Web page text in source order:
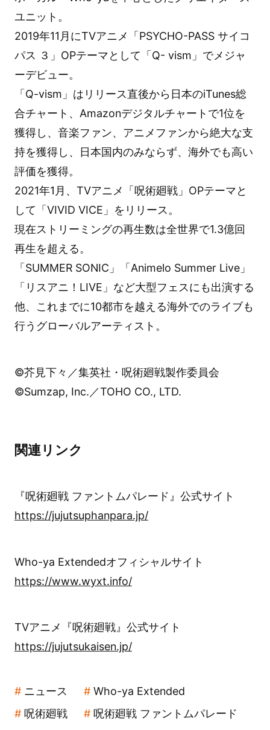
ユニット。
2019年11月にTVアニメ「PSYCHO-PASS サイコ
パス ３」OPテーマとして「Q- vism」でメジャ
ーデビュー。
「Q-vism」はリリース直後から日本のiTunes総
合チャート、Amazonデジタルチャートで1位を
獲得し、音楽ファン、アニメファンから絶大な支
持を獲得し、日本国内のみならず、海外でも高い
評価を獲得。
2021年1月、TVアニメ「呪術廻戦」OPテーマと
して「VIVID VICE」をリリース。
現在ストリーミングの再生数は全世界で1.3億回
再生を超える。
「SUMMER SONIC」「Animelo Summer Live」
「リスアニ！LIVE」など大型フェスにも出演する
他、これまでに10都市を越える海外でのライブも
行うグローバルアーティスト。
©芥見下々／集英社・呪術廻戦製作委員会
©Sumzap, Inc.／TOHO CO., LTD.
関連リンク
『呪術廻戦 ファントムパレード』公式サイト
https://jujutsuphanpara.jp/
Who-ya Extendedオフィシャルサイト
https://www.wyxt.info/
TVアニメ『呪術廻戦』公式サイト
https://jujutsukaisen.jp/
ニュース
Who-ya Extended
呪術廻戦
呪術廻戦 ファントムパレード